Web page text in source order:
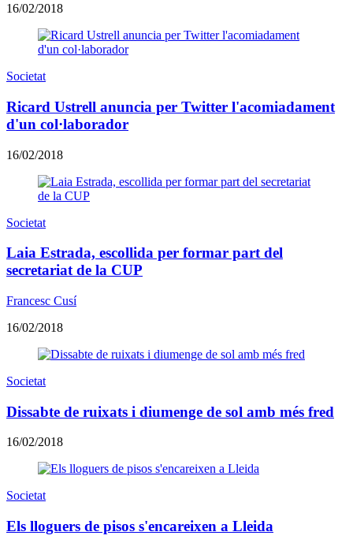
16/02/2018
Societat
Ricard Ustrell anuncia per Twitter l'acomiadament
d'un col·laborador
16/02/2018
Societat
Laia Estrada, escollida per formar part del
secretariat de la CUP
Francesc Cusí
16/02/2018
Societat
Dissabte de ruixats i diumenge de sol amb més fred
16/02/2018
Societat
Els lloguers de pisos s'encareixen a Lleida